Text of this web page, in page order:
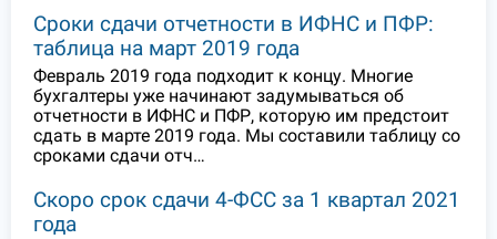
Сроки сдачи отчетности в ИФНС и ПФР:
таблица на март 2019 года
Февраль 2019 года подходит к концу. Многие
бухгалтеры уже начинают задумываться об
отчетности в ИФНС и ПФР, которую им предстоит
сдать в марте 2019 года. Мы составили таблицу со
сроками сдачи отч…
Скоро срок сдачи 4-ФСС за 1 квартал 2021
года